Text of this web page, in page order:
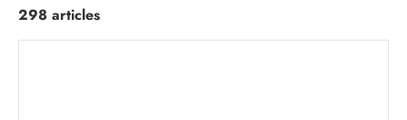
298 articles